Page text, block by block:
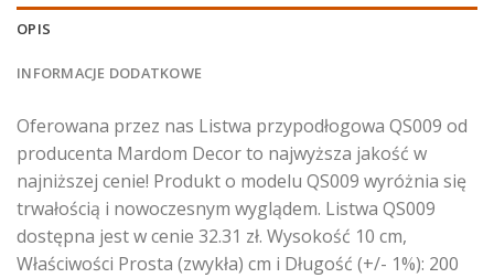
OPIS
INFORMACJE DODATKOWE
Oferowana przez nas Listwa przypodłogowa QS009 od
producenta Mardom Decor to najwyższa jakość w
najniższej cenie! Produkt o modelu QS009 wyróżnia się
trwałością i nowoczesnym wyglądem. Listwa QS009
dostępna jest w cenie 32.31 zł. Wysokość 10 cm,
Właściwości Prosta (zwykła) cm i Długość (+/- 1%): 200